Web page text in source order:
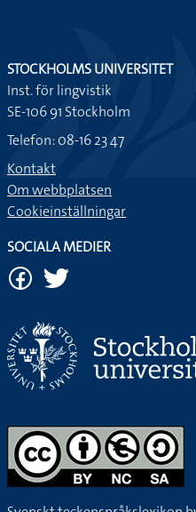
STOCKHOLMS UNIVERSITET
Inst. för lingvistik
SE-106 91 Stockholm
Telefon: 08-16 23 47
Kontakt
Om webbplatsen
Cookieinställningar
SOCIALA MEDIER